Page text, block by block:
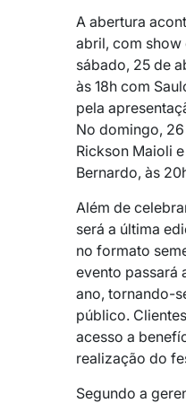
A abertura
abril, com show
sábado, 25 de
às 18h com
pela
No domingo,
Rickson Maioli
Bernardo, às
Além de
será a última
no formato
evento passará
ano, tornando-
público.
acesso a
realização do
Segundo a